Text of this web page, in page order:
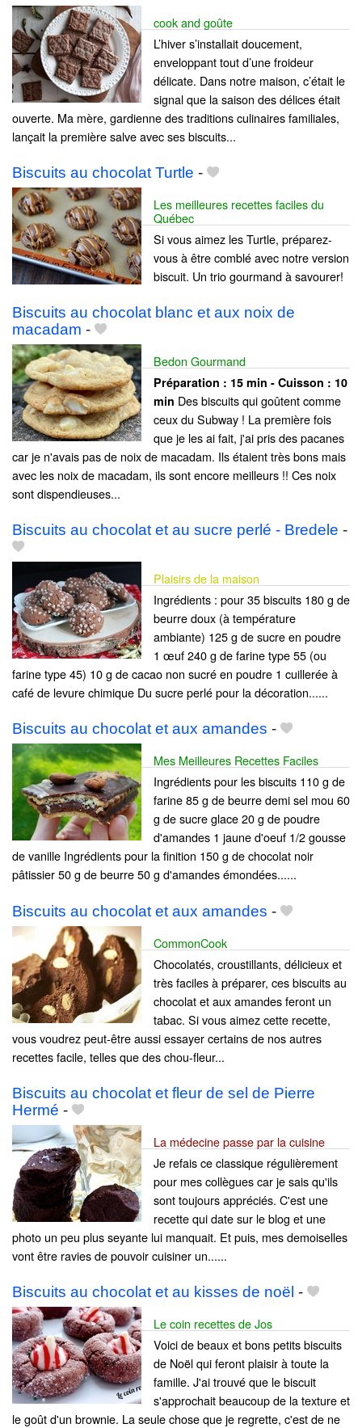
cook and goûte
L’hiver s’installait doucement,
enveloppant tout d’une froideur
délicate. Dans notre maison, c’était le
signal que la saison des délices était
ouverte. Ma mère, gardienne des traditions culinaires familiales,
lançait la première salve avec ses biscuits...
Biscuits au chocolat Turtle -
Les meilleures recettes faciles du
Québec
Si vous aimez les Turtle, préparez-
vous à être comblé avec notre version
biscuit. Un trio gourmand à savourer!
Biscuits au chocolat blanc et aux noix de
macadam -
Bedon Gourmand
Préparation : 15 min - Cuisson : 10
min Des biscuits qui goûtent comme
ceux du Subway ! La première fois
que je les ai fait, j'ai pris des pacanes
car je n'avais pas de noix de macadam. Ils étaient très bons mais
avec les noix de macadam, ils sont encore meilleurs !! Ces noix
sont dispendieuses...
Biscuits au chocolat et au sucre perlé - Bredele -
Plaisirs de la maison
Ingrédients : pour 35 biscuits 180 g de
beurre doux (à température
ambiante) 125 g de sucre en poudre
1 œuf 240 g de farine type 55 (ou
farine type 45) 10 g de cacao non sucré en poudre 1 cuillerée à
café de levure chimique Du sucre perlé pour la décoration......
Biscuits au chocolat et aux amandes -
Mes Meilleures Recettes Faciles
Ingrédients pour les biscuits 110 g de
farine 85 g de beurre demi sel mou 60
g de sucre glace 20 g de poudre
d'amandes 1 jaune d'oeuf 1/2 gousse
de vanille Ingrédients pour la finition 150 g de chocolat noir
pâtissier 50 g de beurre 50 g d'amandes émondées......
Biscuits au chocolat et aux amandes -
CommonCook
Chocolatés, croustillants, délicieux et
très faciles à préparer, ces biscuits au
chocolat et aux amandes feront un
tabac. Si vous aimez cette recette,
vous voudrez peut-être aussi essayer certains de nos autres
recettes facile, telles que des chou-fleur...
Biscuits au chocolat et fleur de sel de Pierre
Hermé -
La médecine passe par la cuisine
Je refais ce classique régulièrement
pour mes collègues car je sais qu'ils
sont toujours appréciés. C'est une
recette qui date sur le blog et une
photo un peu plus seyante lui manquait. Et puis, mes demoiselles
vont être ravies de pouvoir cuisiner un......
Biscuits au chocolat et au kisses de noël -
Le coin recettes de Jos
Voici de beaux et bons petits biscuits
de Noël qui feront plaisir à toute la
famille. J'ai trouvé que le biscuit
s'approchait beaucoup de la texture et
le goût d'un brownie. La seule chose que je regrette, c'est de ne